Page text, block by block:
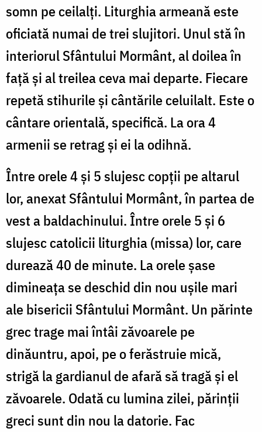
somn pe ceilalți. Liturghia armeană este
oficiată numai de trei slujitori. Unul stă în
interiorul Sfântului Mormânt, al doilea în
față și al treilea ceva mai departe. Fiecare
repetă stihurile și cântările celuilalt. Este o
cântare orientală, specifică. La ora 4
armenii se retrag și ei la odihnă.
Între orele 4 și 5 slujesc copții pe altarul
lor, anexat Sfântului Mormânt, în partea de
vest a baldachinului. Între orele 5 și 6
slujesc catolicii liturghia (missa) lor, care
durează 40 de minute. La orele șase
dimineața se deschid din nou ușile mari
ale bisericii Sfântului Mormânt. Un părinte
grec trage mai întâi zăvoarele pe
dinăuntru, apoi, pe o ferăstruie mică,
strigă la gardianul de afară să tragă și el
zăvoarele. Odată cu lumina zilei, părinții
greci sunt din nou la datorie. Fac